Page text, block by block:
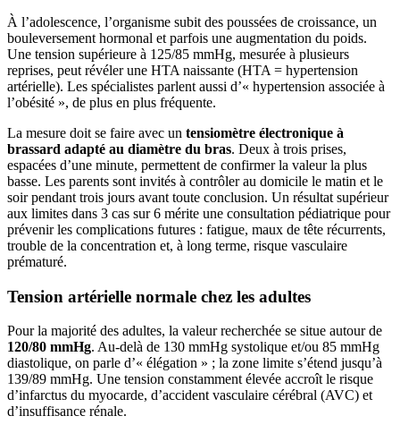
À l’adolescence, l’organisme subit des poussées de croissance, un
bouleversement hormonal et parfois une augmentation du poids.
Une tension supérieure à 125/85 mmHg, mesurée à plusieurs
reprises, peut révéler une HTA naissante (HTA = hypertension
artérielle). Les spécialistes parlent aussi d’« hypertension associée à
l’obésité », de plus en plus fréquente.
La mesure doit se faire avec un tensiomètre électronique à
brassard adapté au diamètre du bras. Deux à trois prises,
espacées d’une minute, permettent de confirmer la valeur la plus
basse. Les parents sont invités à contrôler au domicile le matin et le
soir pendant trois jours avant toute conclusion. Un résultat supérieur
aux limites dans 3 cas sur 6 mérite une consultation pédiatrique pour
prévenir les complications futures : fatigue, maux de tête récurrents,
trouble de la concentration et, à long terme, risque vasculaire
prématuré.
Tension artérielle normale chez les adultes
Pour la majorité des adultes, la valeur recherchée se situe autour de
120/80 mmHg. Au-delà de 130 mmHg systolique et/ou 85 mmHg
diastolique, on parle d’« élégation » ; la zone limite s’étend jusqu’à
139/89 mmHg. Une tension constamment élevée accroît le risque
d’infarctus du myocarde, d’accident vasculaire cérébral (AVC) et
d’insuffisance rénale.